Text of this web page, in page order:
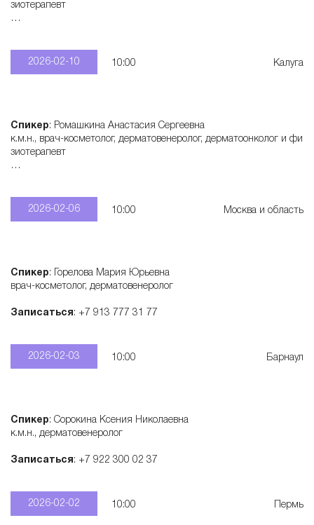
зиотерапевт
2026-02-10 10:00 Калуга
Спикер: Ромашкина Анастасия Сергеевна
к.м.н., врач-косметолог, дерматовенеролог, дерматоонколог и фи
зиотерапевт
2026-02-06 10:00 Москва и область
Спикер: Горелова Мария Юрьевна
врач-косметолог, дерматовенеролог
Записаться: +7 913 777 31 77
2026-02-03 10:00 Барнаул
Спикер: Сорокина Ксения Николаевна
к.м.н., дерматовенеролог
Записаться: +7 922 300 02 37
2026-02-02 10:00 Пермь